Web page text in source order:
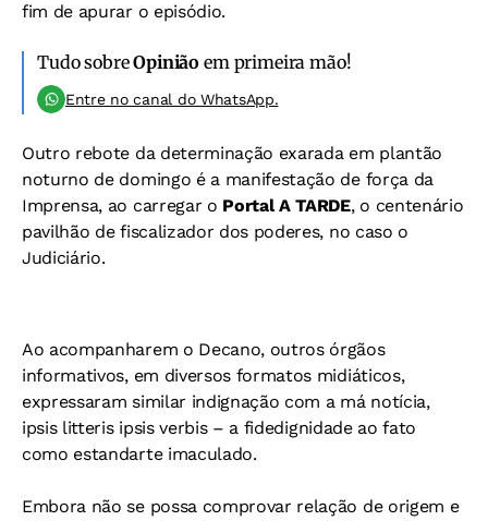
fim de apurar o episódio.
Tudo sobreOpinião em primeira mão!
Entre no canal do WhatsApp.
Outro rebote da determinação exarada em plantão
noturno de domingo é a manifestação de força da
Imprensa, ao carregar o Portal A TARDE, o centenário
pavilhão de fiscalizador dos poderes, no caso o
Judiciário.
Ao acompanharem o Decano, outros órgãos
informativos, em diversos formatos midiáticos,
expressaram similar indignação com a má notícia,
ipsis litteris ipsis verbis – a fidedignidade ao fato
como estandarte imaculado.
Embora não se possa comprovar relação de origem e